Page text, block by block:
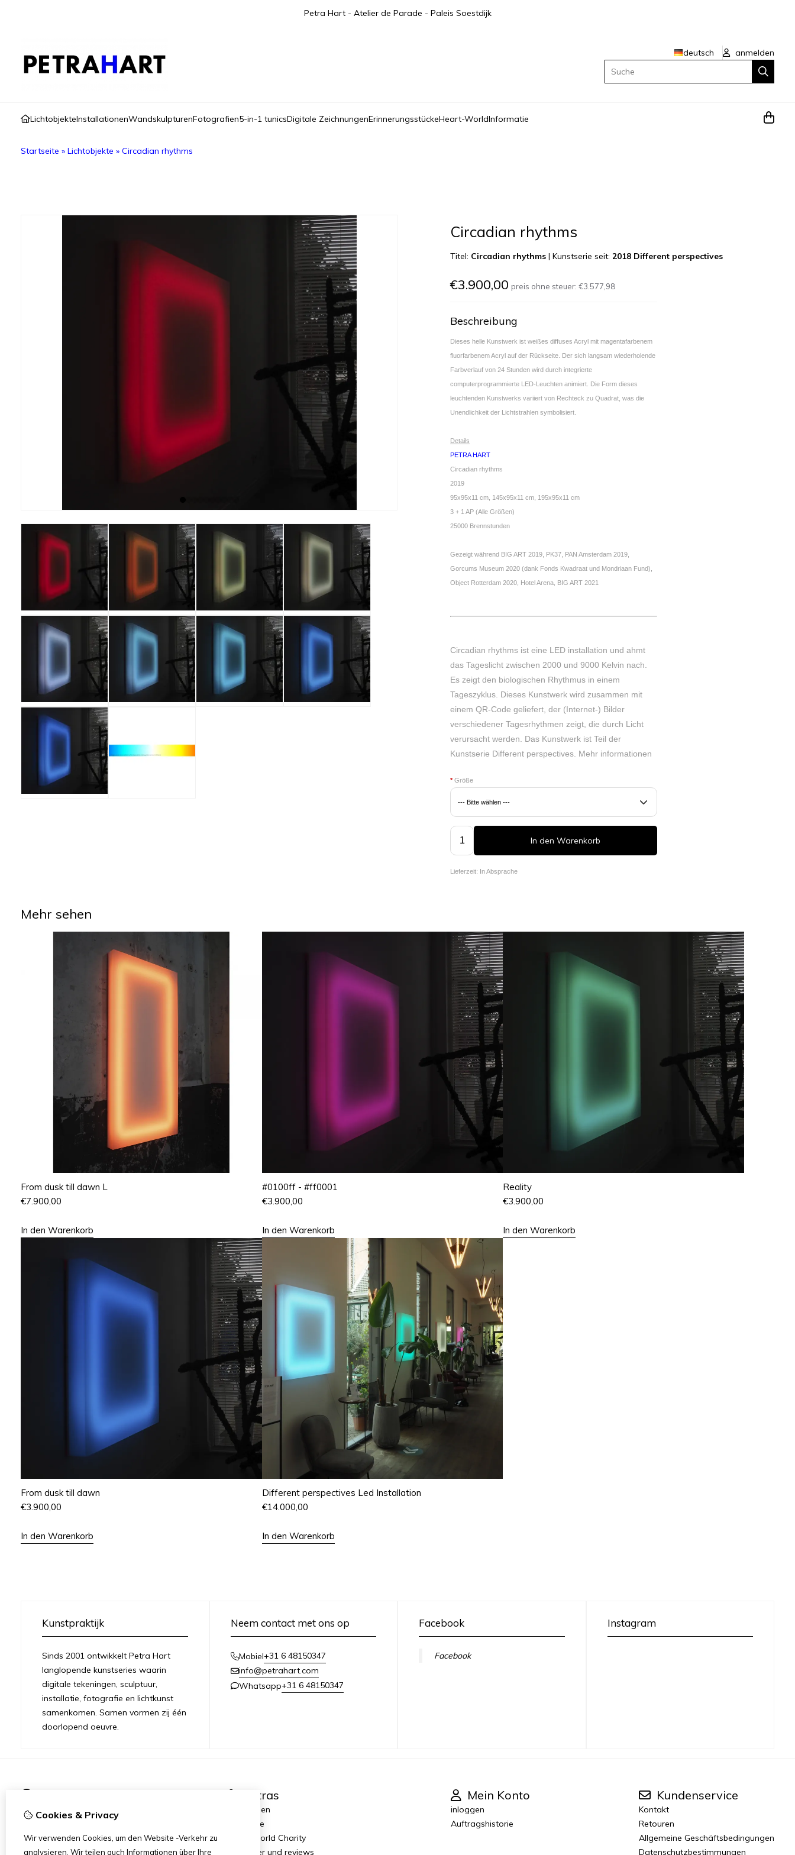
Petra Hart - Atelier de Parade - Paleis Soestdijk
deutsch
anmelden
LichtobjekteInstallationenWandskulpturenFotografien5-in-1 tunicsDigitale ZeichnungenErinnerungsstückeHeart-WorldInformatie
Startseite » Lichtobjekte » Circadian rhythms
Circadian rhythms
Titel: Circadian rhythms |Kunstserie seit:2018 Different perspectives
€3.900,00 preis ohne steuer:€3.577,98
Beschreibung
Dieses helle Kunstwerk ist weißes diffuses Acryl mit magentafarbenem
fluorfarbenem Acryl auf der Rückseite. Der sich langsam wiederholende
Farbverlauf von 24 Stunden wird durch integrierte
computerprogrammierte LED-Leuchten animiert. Die Form dieses
leuchtenden Kunstwerks variiert von Rechteck zu Quadrat, was die
Unendlichkeit der Lichtstrahlen symbolisiert.
Details
PETRA HART
Circadian rhythms
2019
95x95x11 cm, 145x95x11 cm, 195x95x11 cm
3 + 1 AP (Alle Größen)
25000 Brennstunden
Gezeigt während BIG ART 2019, PK37, PAN Amsterdam 2019,
Gorcums Museum 2020 (dank Fonds Kwadraat und Mondriaan Fund),
Object Rotterdam 2020, Hotel Arena, BIG ART 2021
Circadian rhythms ist eine LED installation und ahmt
das Tageslicht zwischen 2000 und 9000 Kelvin nach.
Es zeigt den biologischen Rhythmus in einem
Tageszyklus. Dieses Kunstwerk wird zusammen mit
einem QR-Code geliefert, der (Internet-) Bilder
verschiedener Tagesrhythmen zeigt, die durch Licht
verursacht werden. Das Kunstwerk ist Teil der
Kunstserie Different perspectives. Mehr informationen
*Größe
In den Warenkorb
Lieferzeit: In Absprache
Mehr sehen
From dusk till dawn L
€7.900,00
In den Warenkorb
#0100ff - #ff0001
€3.900,00
In den Warenkorb
Reality
€3.900,00
In den Warenkorb
From dusk till dawn
€3.900,00
In den Warenkorb
Different perspectives Led Installation
€14.000,00
In den Warenkorb
Kunstpraktijk
Sinds 2001 ontwikkelt Petra Hart
langlopende kunstseries waarin
digitale tekeningen, sculptuur,
installatie, fotografie en lichtkunst
samenkomen. Samen vormen zij één
doorlopend oeuvre.
Neem contact met ons op
Mobiel+31 6 48150347
info@petrahart.com
Whatsapp+31 6 48150347
Facebook
Facebook
Instagram
Über Petra Hart
Neues
Extras
Kunstserien
Angebote
Heart-World Charity
Art dinner und reviews
Mein Konto
inloggen
Auftragshistorie
Kundenservice
Kontakt
Retouren
Allgemeine Geschäftsbedingungen
Datenschutzbestimmungen
Cookies & Privacy
Wir verwenden Cookies, um den Website -Verkehr zu
analysieren. Wir teilen auch Informationen über Ihre